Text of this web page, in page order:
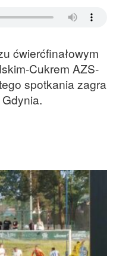
ćwierćfinałowym
Cukrem AZS-
spotkania zagra